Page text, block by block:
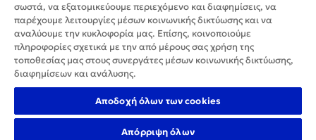
σωστά, να εξατομικεύουμε περιεχόμενο και διαφημίσεις, να
παρέχουμε λειτουργίες μέσων κοινωνικής δικτύωσης και να
αναλύουμε την κυκλοφορία μας. Επίσης, κοινοποιούμε
πληροφορίες σχετικά με την από μέρους σας χρήση της
τοποθεσίας μας στους συνεργάτες μέσων κοινωνικής δικτύωσης,
διαφημίσεων και ανάλυσης.
Αποδοχή όλων των cookies
Απόρριψη όλων